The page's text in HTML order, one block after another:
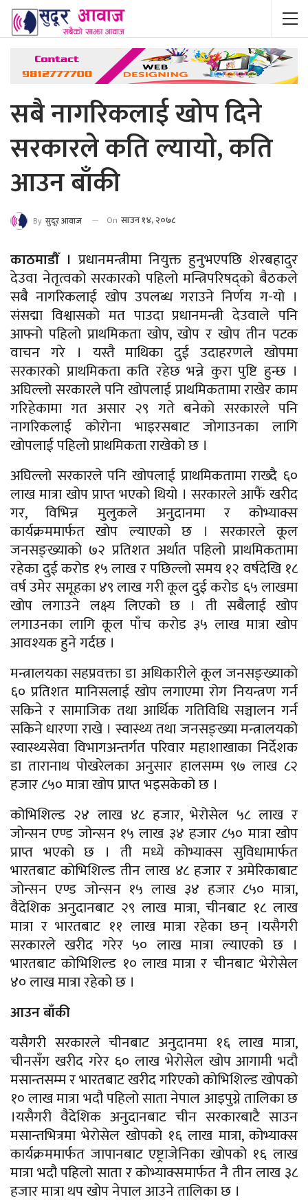
सबै नागरिकलाई खोप दिने
सरकारले कति ल्यायाे, कति
आउन बाँकी
By सुदूर आवाज On साउन १४, २०७८
काठमाडौँ । प्रधानमन्त्रीमा नियुक्त हुनुभएपछि शेरबहादुर
देउवा नेतृत्वको सरकारको पहिलो मन्त्रिपरिषद्को बैठकले
सबै नागरिकलाई खोप उपलब्ध गराउने निर्णय ग-यो ।
संसद्मा विश्वासको मत पाउदा प्रधानमन्त्री देउवाले पनि
आफ्नो पहिलो प्राथमिकता खोप, खोप र खोप तीन पटक
वाचन गरे । यस्तै माथिका दुई उदाहरणले खोपमा
सरकारको प्राथमिकता कति रहेछ भन्ने कुरा पुष्टि हुन्छ ।
अघिल्लो सरकारले पनि खोपलाई प्राथमिकतामा राखेर काम
गरिहेकामा गत असार २९ गते बनेको सरकारले पनि
नागरिकलाई कोरोना भाइरसबाट जोगाउनका लागि
खोपलाई पहिलो प्राथमिकता राखेको छ ।
अघिल्लो सरकारले पनि खोपलाई प्राथमिकतामा राख्दै ६०
लाख मात्रा खोप प्राप्त भएको थियो । सरकारले आफैं खरीद
गर, विभिन्न मुलुकले अनुदानमा र कोभ्याक्स
कार्यक्रममार्फत खोप ल्याएको छ । सरकारले कूल
जनसङ्ख्याको ७२ प्रतिशत अर्थात पहिलो प्राथमिकतामा
रहेका दुई करोड १५ लाख र पछिल्लो समय १२ वर्षदेखि १८
वर्ष उमेर समूहका ४९ लाख गरी कूल दुई करोड ६५ लाखमा
खोप लगाउने लक्ष्य लिएको छ । ती सबैलाई खोप
लगाउनका लागि कूल पाँच करोड ३५ लाख मात्रा खोप
आवश्यक हुने गर्दछ ।
मन्त्रालयका सहप्रवक्ता डा अधिकारीले कूल जनसङ्ख्याको
६० प्रतिशत मानिसलाई खोप लगाएमा रोग नियन्त्रण गर्न
सकिने र सामाजिक तथा आर्थिक गतिविधि सञ्चालन गर्न
सकिने धारणा राखे । स्वास्थ्य तथा जनसङ्ख्या मन्त्रालयको
स्वास्थ्यसेवा विभागअन्तर्गत परिवार महाशाखाका निर्देशक
डा तारानाथ पोखरेलका अनुसार हालसम्म ९७ लाख ८२
हजार ८५० मात्रा खोप प्राप्त भइसकेको छ ।
कोभिशिल्ड २४ लाख ४८ हजार, भेरोसेल ५८ लाख र
जोन्सन एण्ड जोन्सन १५ लाख ३४ हजार ८५० मात्रा खोप
प्राप्त भएको छ । ती मध्ये कोभ्याक्स सुविधामार्फत
भारतबाट कोभिशिल्ड तीन लाख ४८ हजार र अमेरिकाबाट
जोन्सन एण्ड जोन्सन १५ लाख ३४ हजार ८५० मात्रा,
वैदेशिक अनुदानबाट २९ लाख मात्रा, चीनबाट १८ लाख
मात्रा र भारतबाट ११ लाख मात्रा रहेका छन् ।यसैगरी
सरकारले खरीद गरेर ५० लाख मात्रा ल्याएको छ ।
भारतबाट कोभिशिल्ड १० लाख मात्रा र चीनबाट भेरोसेल
४० लाख मात्रा रहेको छ ।
आउन बाँकी
यसैगरी सरकारले चीनबाट अनुदानमा १६ लाख मात्रा,
चीनसँग खरीद गरेर ६० लाख भेरोसेल खोप आगामी भदौ
मसान्तसम्म र भारतबाट खरीद गरिएको कोभिशिल्ड खोपको
१० लाख मात्रा भदौ पहिलो साता नेपाल आइपुग्ने तालिका छ
।यसैगरी वैदेशिक अनुदानबाट चीन सरकारबाटै साउन
मसान्तभित्रमा भेरोसेल खोपको १६ लाख मात्रा, कोभ्याक्स
कार्यक्रममार्फत जापानबाट एष्ट्राजेनिका खोपको १६ लाख
मात्रा भदौ पहिलो साता र कोभ्याक्समार्फत नै तीन लाख ३८
हजार मात्रा थप खोप नेपाल आउने तालिका छ ।